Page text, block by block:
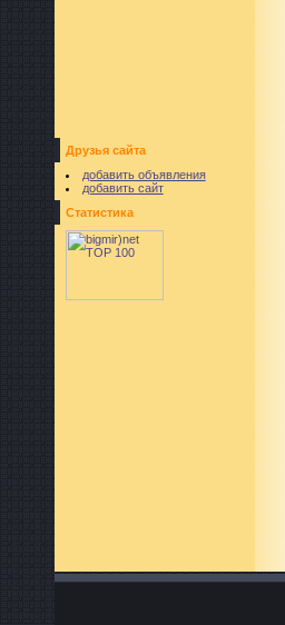
Друзья сайта
добавить объявления
добавить сайт
Статистика